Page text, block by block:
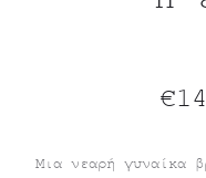
Μια νεαρή γυναίκα
€
Η
τρέχουσα